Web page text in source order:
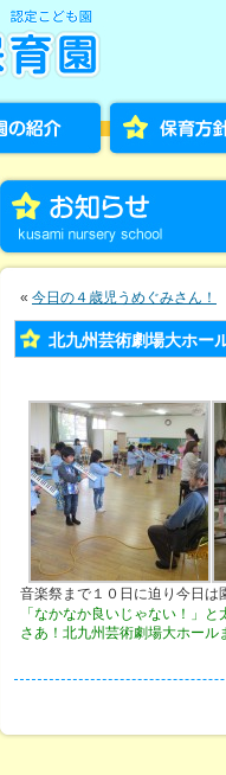
« 今日の４歳児うめぐみさん！
北九州芸術劇場大ホー
音楽祭まで１０日に迫り今日は
「なかなか良いじゃない！」
さあ！北九州芸術劇場大ホー